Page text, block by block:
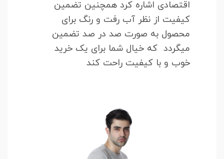
اقتصادی اشاره کرد همچنین تضمین
کیفیت از نظر آب رفت و رنگ برای
محصول به صورت صد در صد تضمین
میگردد که خیال شما برای یک خرید
خوب و با کیفیت راحت کند